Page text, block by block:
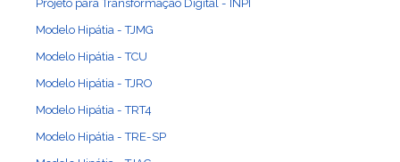
Projeto para Transformação Digital - INPI
Modelo Hipátia - TJMG
Modelo Hipátia - TCU
Modelo Hipátia - TJRO
Modelo Hipátia - TRT4
Modelo Hipátia - TRE-SP